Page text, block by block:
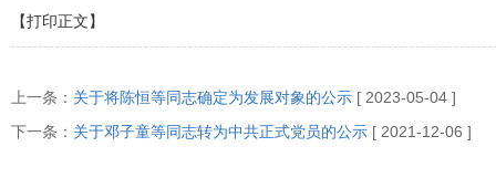
【打印正文】
上一条： 关于将陈恒等同志确定为发展对象的公示 [ 2023-05-04 ]
下一条： 关于邓子童等同志转为中共正式党员的公示 [ 2021-12-06 ]